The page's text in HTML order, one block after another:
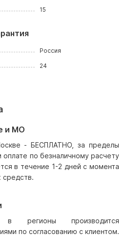
15
Россия
24
и МО
- БЕСПЛАТНО, за пределы
по безналичному расчету
в течение 1-2 дней с момента
средств.
регионы производится
по согласованию с клиентом.